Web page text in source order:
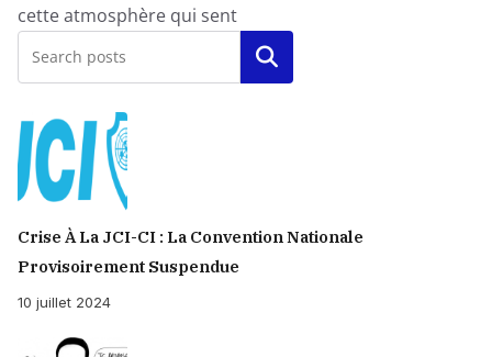
cette atmosphère qui sent
Rechercher
Crise À La JCI-CI : La Convention Nationale
Provisoirement Suspendue
10 juillet 2024